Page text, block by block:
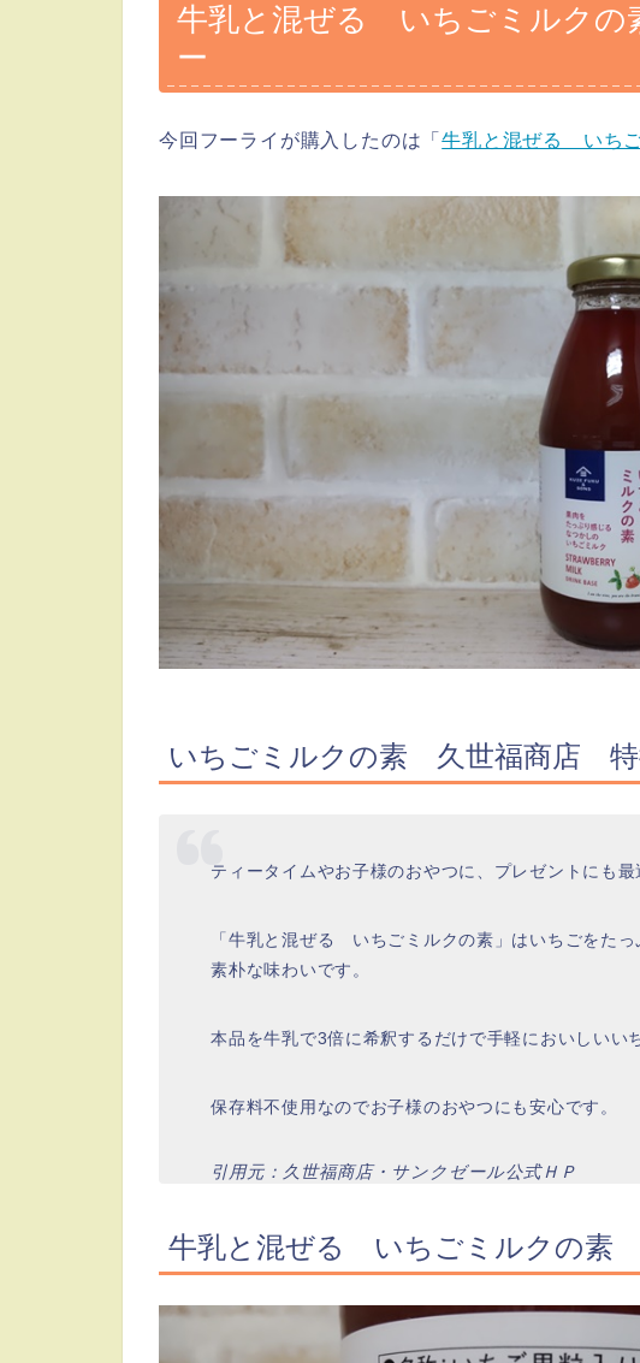
牛乳と混ぜる いちごミルク
ー
今回フーライが購入したのは「牛乳と混ぜる いち
いちごミルクの素 久世福商店
ティータイムやお子様のおやつに、プレゼントにも最
「牛乳と混ぜる いちごミルクの素」はいちごをた
素朴な味わいです。
本品を牛乳で3倍に希釈するだけで手軽においしいい
保存料不使用なのでお子様のおやつにも安心です。
引用元：久世福商店・サンクゼール公式ＨＰ
牛乳と混ぜる いちごミルクの素